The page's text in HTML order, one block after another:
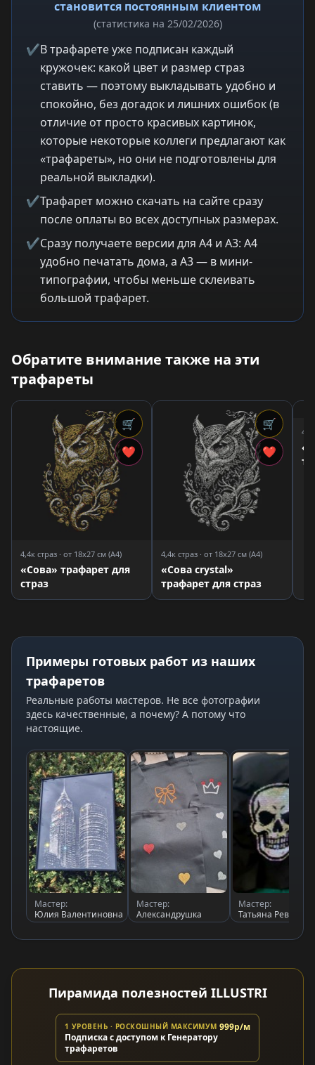
становится постоянным клиентом
(статистика на 25/02/2026)
✔В трафарете уже подписан каждый
кружочек: какой цвет и размер страз
ставить — поэтому выкладывать удобно и
спокойно, без догадок и лишних ошибок (в
отличие от просто красивых картинок,
которые некоторые коллеги предлагают как
«трафареты», но они не подготовлены для
реальной выкладки).
✔Трафарет можно скачать на сайте сразу
после оплаты во всех доступных размерах.
✔Сразу получаете версии для A4 и A3: A4
удобно печатать дома, а A3 — в мини-
типографии, чтобы меньше склеивать
большой трафарет.
Обратите внимание также на эти
трафареты
🛒
❤
4,4к страз · от 18x27 см (A4)
«Сова» трафарет для
страз
🛒
❤
4,4к страз · от 18x27 см (A4)
«Сова crystal»
трафарет для страз
Примеры готовых работ из наших
трафаретов
Реальные работы мастеров. Не все фотографии
здесь качественные, а почему? А потому что
настоящие.
Мастер:
Юлия Валентиновна
Мастер:
Александрушка
Мастер:
Татьяна Рева
Пирамида полезностей ILLUSTRI
1 УРОВЕНЬ · РОСКОШНЫЙ МАКСИМУМ
Подписка с доступом к Генератору
трафаретов
999р/м